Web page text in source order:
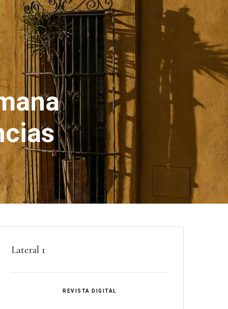
Lateral 1
REVISTA DIGITAL